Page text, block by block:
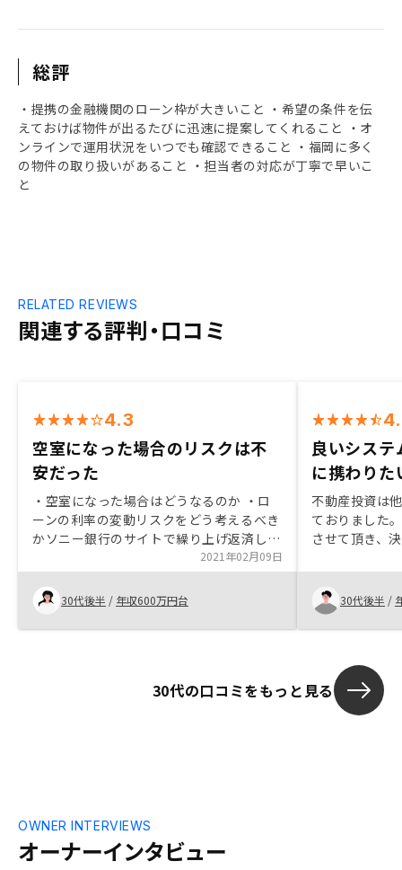
総評
・提携の金融機関のローン枠が大きいこと ・希望の条件を伝
えておけば物件が出るたびに迅速に提案してくれること ・オ
ンラインで運用状況をいつでも確認できること ・福岡に多く
の物件の取り扱いがあること ・担当者の対応が丁寧で早いこ
と
関連する評判・口コミ
RELATED REVIEWS
4.3
空室になった場合のリスクは不
安だった
・空室になった場合はどうなるのか ・ロ
ーンの利率の変動リスクをどう考えるべき
かソニー銀行のサイトで繰り上げ返済した
場合のシミュレーションができることを先
に伝えてくださったら、購入検討の際役に
立った。
2021年02月09日
30代後半 / 年収600万円台
良いシス
に携わりた
不動産投資は
ておりました
させて頂き、
案が良かった
オススメも分
したが、提携
にとっては低
から非常に重
ュレーション
既に良いシス
30代後半 /
30代の口コミをもっと見る
オーナーインタビュー
OWNER INTERVIEWS